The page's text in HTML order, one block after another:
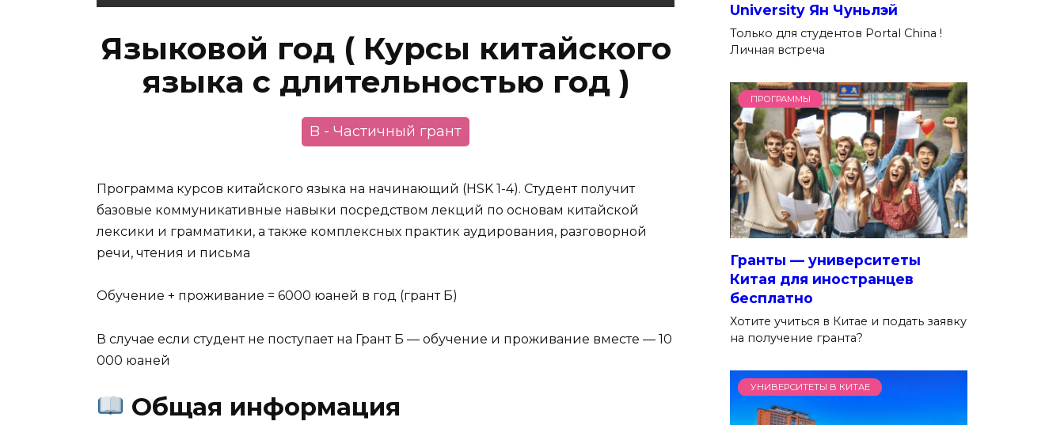
Языковой год ( Курсы китайского
языка с длительностью год )
B - Частичный грант
Программа курсов китайского языка на начинающий (HSK 1-4). Студент получит
базовые коммуникативные навыки посредством лекций по основам китайской
лексики и грамматики, а также комплексных практик аудирования, разговорной
речи, чтения и письма
Обучение + проживание = 6000 юаней в год (грант Б)
В случае если студент не поступает на Грант Б — обучение и проживание вместе — 10
000 юаней
Общая информация
University Ян Чуньлэй
Только для студентов Portal China !
Личная встреча
ПРОГРАММЫ
Гранты — университеты
Китая для иностранцев
бесплатно
Хотите учиться в Китае и подать заявку
на получение гранта?
УНИВЕРСИТЕТЫ В КИТАЕ